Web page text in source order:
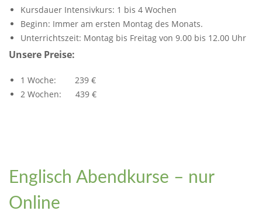
Kursdauer Intensivkurs: 1 bis 4 Wochen
Beginn: Immer am ersten Montag des Monats.
Unterrichtszeit: Montag bis Freitag von 9.00 bis 12.00 Uhr
Unsere Preise:
1 Woche: 239 €
2 Wochen: 439 €
Englisch Abendkurse – nur
Online